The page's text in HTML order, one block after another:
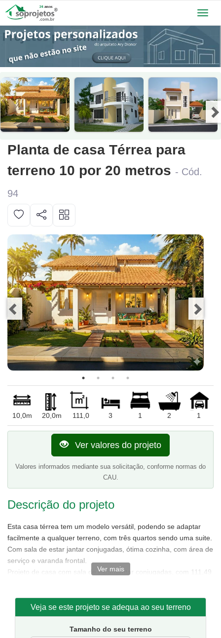
Planta de casa Térrea para
terreno 10 por 20 metros - Cód.
94
10,0m 20,0m 111,0 3 1 2 1
Ver valores do projeto
Valores informados mediante sua solicitação, conforme normas do
CAU.
Descrição do projeto
Esta casa térrea tem um modelo versátil, podendo se adaptar
facilmente a qualquer terreno, com três quartos sendo uma suite.
Com sala de estar jantar conjugadas, ótima cozinha, com área de
serviço e varanda frontal.
Projeto de casa com sala de estar/jantar conjugadas, com 111,49
Sugestão de terreno para implantação: 10 metros de frente
por 20 metros de fundos.
Ver mais
Veja se este projeto se adequa ao seu terreno
Tamanho do seu terreno